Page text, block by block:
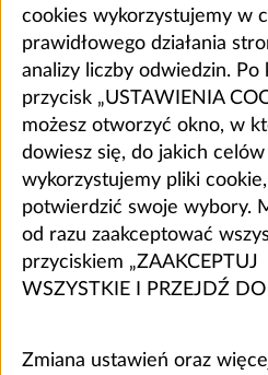
cookies wykorzystujemy w
prawidłowego działania
analizy liczby odwiedzin. Po
przycisk „USTAWIENIA
możesz otworzyć okno, w
dowiesz się, do jakich celów
wykorzystujemy pliki
potwierdzić swoje wybory.
od razu zaakceptować
przyciskiem „ZAAKCEPTUJ
WSZYSTKIE I PRZEJDŹ DO
Zmiana ustawień oraz